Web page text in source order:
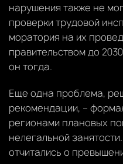
нарушения также не
проверки трудовой
моратория на их
правительством до
он тогда.
Еще одна проблема,
рекомендации, –
регионами плановых
нелегальной
отчитались о